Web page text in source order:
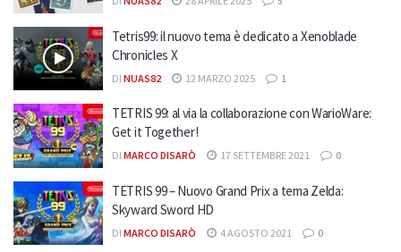
Tetris99: il nuovo tema è dedicato a Xenoblade
Chronicles X
DI NUAS82 12 MARZO 2025 1
TETRIS 99: al via la collaborazione con WarioWare:
Get it Together!
DI MARCO DISARÒ 17 SETTEMBRE 2021 0
TETRIS 99 – Nuovo Grand Prix a tema Zelda:
Skyward Sword HD
DI MARCO DISARÒ 4 AGOSTO 2021 0